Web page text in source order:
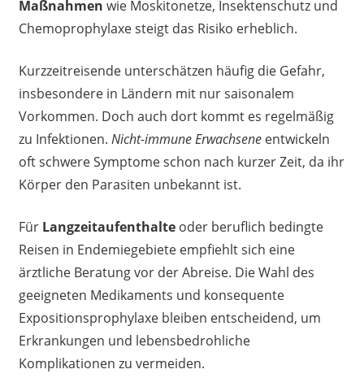
Maßnahmen wie Moskitonetze, Insektenschutz und
Chemoprophylaxe steigt das Risiko erheblich.
Kurzzeitreisende unterschätzen häufig die Gefahr,
insbesondere in Ländern mit nur saisonalem
Vorkommen. Doch auch dort kommt es regelmäßig
zu Infektionen. Nicht-immune Erwachseneentwickeln
oft schwere Symptome schon nach kurzer Zeit, da ihr
Körper den Parasiten unbekannt ist.
Für Langzeitaufenthalteoder beruflich bedingte
Reisen in Endemiegebiete empfiehlt sich eine
ärztliche Beratung vor der Abreise. Die Wahl des
geeigneten Medikaments und konsequente
Expositionsprophylaxe bleiben entscheidend, um
Erkrankungen und lebensbedrohliche
Komplikationen zu vermeiden.